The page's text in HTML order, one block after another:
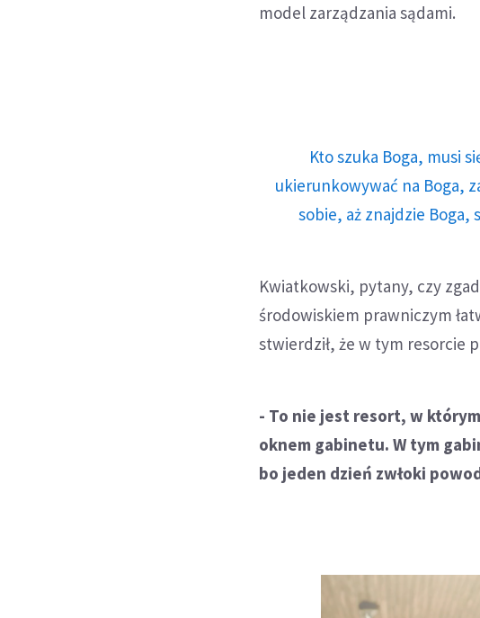
model zarządzania sądami.
Kto szuka Boga, musi
ukierunkowywać na Boga,
sobie, aż znajdzie Boga,
Kwiatkowski, pytany, czy
środowiskiem prawniczym
stwierdził, że w tym resorcie
- To nie jest resort, w
oknem gabinetu. W tym
bo jeden dzień zwłoki